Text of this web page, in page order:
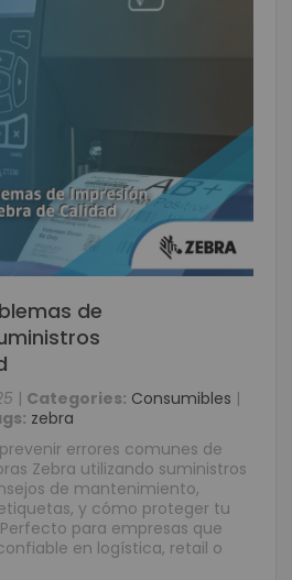
de
| Categories: Consumibles |
zebra
errores comunes de
Zebra utilizando suministros
de mantenimiento,
y cómo proteger tu
para empresas que
en logística, retail o